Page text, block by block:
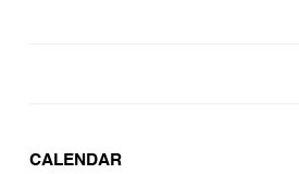
CALENDAR